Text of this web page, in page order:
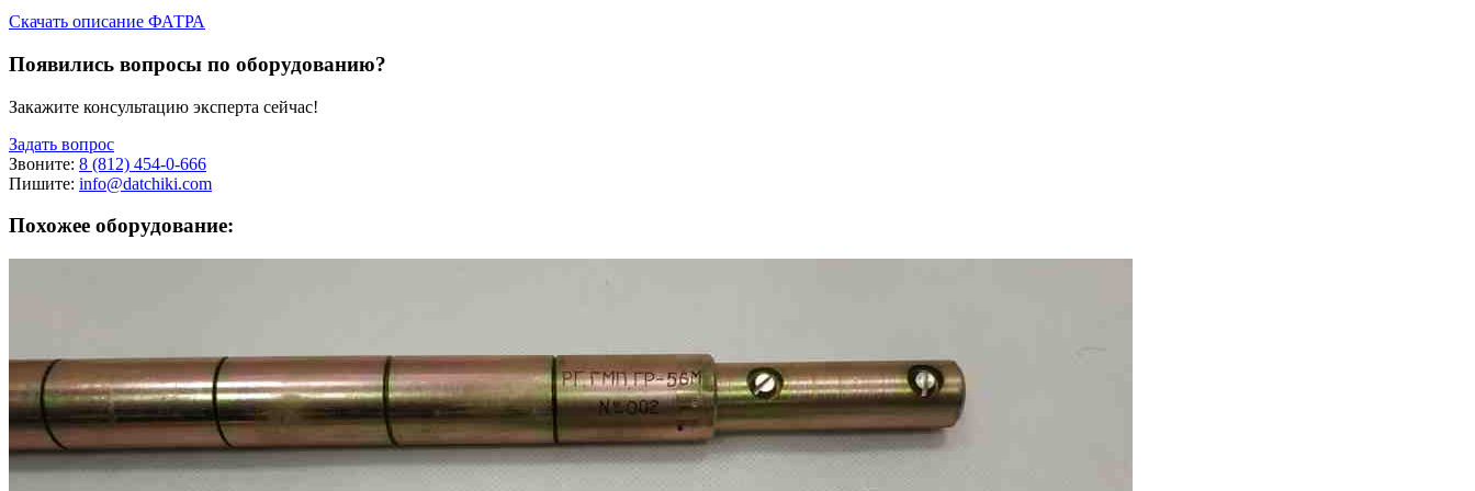
Скачать описание ФАТРА
Появились вопросы по оборудованию?
Закажите консультацию эксперта сейчас!
Задать вопрос
Звоните: 8 (812) 454-0-666
Пишите: info@datchiki.com
Похожее оборудование: